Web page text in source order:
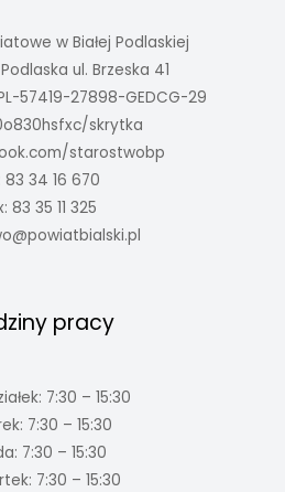
w Białej Podlaskiej
ul. Brzeska 41
57419-27898-GEDCG-29
skrytka
starostwobp
83 34 16 670
83 35 11 325
pracy
7:30 – 15:30
7:30 – 15:30
7:30 – 15:30
7:30 – 15:30